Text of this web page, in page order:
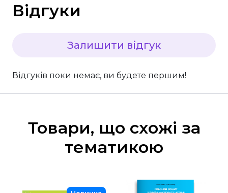
Відгуки
Залишити відгук
Відгуків поки немає, ви будете першим!
Товари, що схожі за
тематикою
Для дорослих